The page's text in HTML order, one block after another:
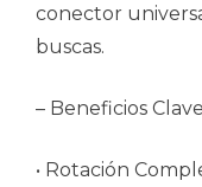
conector
buscas.
– Beneficios
• Rotación